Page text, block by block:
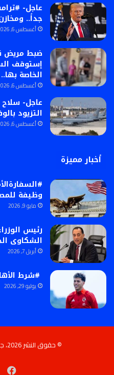
عاجل-
جداً..
أغسطس 6, 2026
ضبط مريض
إستوقف
الخاصة
أغسطس 6, 2026
عاجل- سلاح
التزيود
أغسطس 6, 2026
أخبار مميزة
وظيفة
مايو 9, 2026
رئيس
الشكاوى
أبريل 7, 2026
#شرط
يوليو 29, 2026
© حقوق النشر 2026، جميع الحقوق محفوظة